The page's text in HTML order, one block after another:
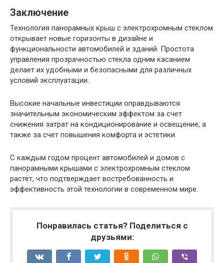
Заключение
Технология панорамных крыш с электрохромным стеклом
открывает новые горизонты в дизайне и
функциональности автомобилей и зданий. Простота
управления прозрачностью стекла одним касанием
делает их удобными и безопасными для различных
условий эксплуатации.
Высокие начальные инвестиции оправдываются
значительным экономическим эффектом за счет
снижения затрат на кондиционирование и освещение, а
также за счет повышения комфорта и эстетики.
С каждым годом процент автомобилей и домов с
панорамными крышами с электрохромным стеклом
растёт, что подтверждает востребованность и
эффективность этой технологии в современном мире.
Понравилась статья? Поделиться с
друзьями: